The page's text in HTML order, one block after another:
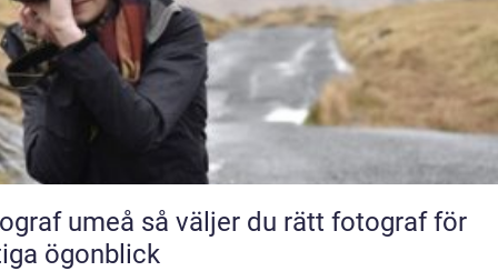
så väljer du rätt fotograf för
ögonblick